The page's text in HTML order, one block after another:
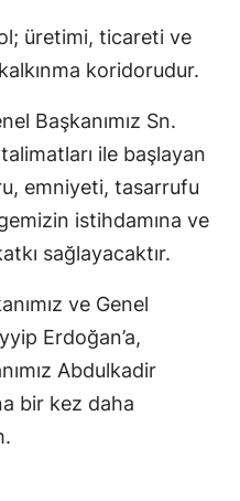
üretimi, ticareti ve
koridorudur.
Başkanımız Sn.
ile başlayan
emniyeti, tasarrufu
istihdamına ve
sağlayacaktır.
ve Genel
Erdoğan’a,
Abdulkadir
bir kez daha